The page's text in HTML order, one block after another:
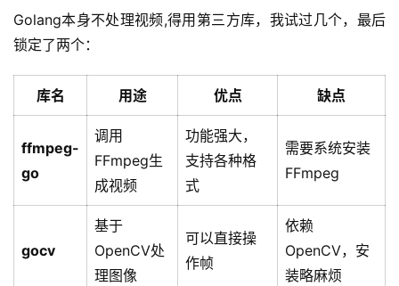
Golang本身不处理视频,得用第三方库，我试过几个，最后
锁定了两个：
库名 用途 优点 缺点
ffmpeg-
go
调用
FFmpeg生
成视频
功能强大，
支持各种格
式
需要系统安装
FFmpeg
gocv
基于
OpenCV处
理图像
可以直接操
作帧
依赖
OpenCV，安
装略麻烦